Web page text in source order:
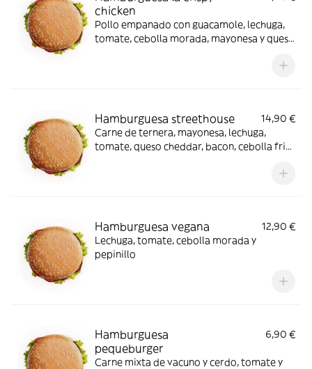
chicken
Pollo empanado con guacamole, lechuga,
tomate, cebolla morada, mayonesa y queso
Hamburguesa streethouse
14,90 €
Carne de ternera, mayonesa, lechuga,
tomate, queso cheddar, bacon, cebolla frita
Hamburguesa vegana
12,90 €
Lechuga, tomate, cebolla morada y
pepinillo
Hamburguesa
pequeburger
6,90 €
Carne mixta de vacuno y cerdo, tomate y